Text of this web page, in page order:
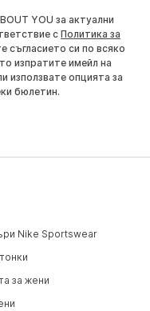
YOU за актуални
с Политика за
съгласието си по всяко
изпратите имейл на
използвате опцията за
бюлетин.
Nike Sportswear
за жени